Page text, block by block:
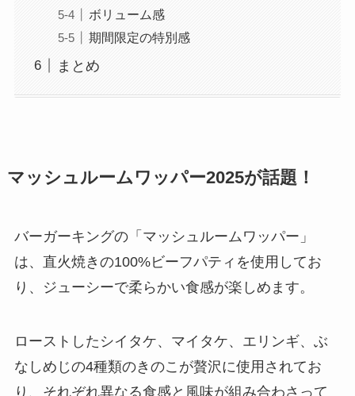
ボリューム感
期間限定の特別感
まとめ
マッシュルームワッパー2025が話題！
バーガーキングの「マッシュルームワッパー」
は、直火焼きの100%ビーフパティを使用してお
り、ジューシーで柔らかい食感が楽しめます。
ローストしたシイタケ、マイタケ、エリンギ、ぶ
なしめじの4種類のきのこが贅沢に使用されてお
り、それぞれ異なる食感と風味が組み合わさって